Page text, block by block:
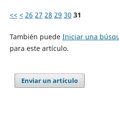
<< < 26 27 28 29 30 31
También puede Iniciar una
para este artículo.
Enviar un artículo